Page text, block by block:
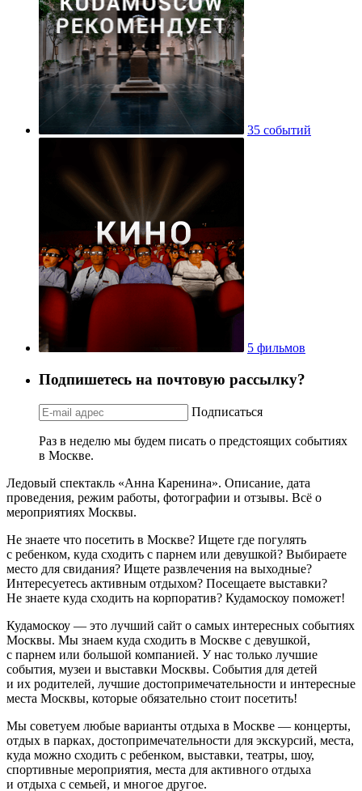
35 событий
5 фильмов
Подпишетесь на почтовую рассылку?
Подписаться
Раз в неделю мы будем писать о предстоящих событиях
в Москве.
Ледовый спектакль «Анна Каренина». Описание, дата
проведения, режим работы, фотографии и отзывы. Всё о
мероприятиях Москвы.
Не знаете что посетить в Москве? Ищете где погулять
с ребенком, куда сходить с парнем или девушкой? Выбираете
место для свидания? Ищете развлечения на выходные?
Интересуетесь активным отдыхом? Посещаете выставки?
Не знаете куда сходить на корпоратив? Кудамоскоу поможет!
Кудамоскоу — это лучший сайт о самых интересных событиях
Москвы. Мы знаем куда сходить в Москве с девушкой,
с парнем или большой компанией. У нас только лучшие
события, музеи и выставки Москвы. События для детей
и их родителей, лучшие достопримечательности и интересные
места Москвы, которые обязательно стоит посетить!
Мы советуем любые варианты отдыха в Москве — концерты,
отдых в парках, достопримечательности для экскурсий, места,
куда можно сходить с ребенком, выставки, театры, шоу,
спортивные мероприятия, места для активного отдыха
и отдыха с семьей, и многое другое.